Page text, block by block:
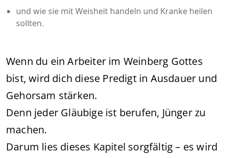
und wie sie mit Weisheit handeln und Kranke heilen
sollten.
Wenn du ein Arbeiter im Weinberg Gottes
bist, wird dich diese Predigt in Ausdauer und
Gehorsam stärken.
Denn jeder Gläubige ist berufen, Jünger zu
machen.
Darum lies dieses Kapitel sorgfältig – es wird